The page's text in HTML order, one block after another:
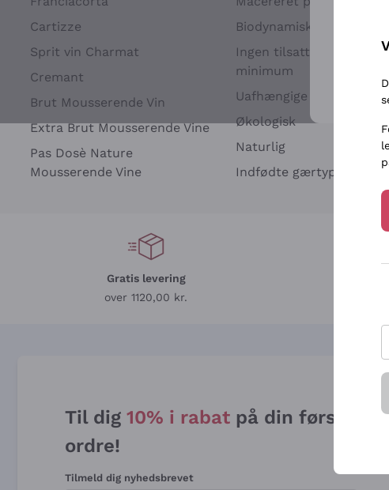
Cartizze
Sprit vin Charmat
Cremant
Brut Mousserende Vin
Extra Brut Mousserende Vine
Pas Dosè Nature
Mousserende Vine
Biodynamisk
Ingen tilsatte sulfitter
minimum
Uafhængige Vinavlere
Økologisk
Naturlig
Indfødte gærtyper
Gratis levering
over 1120,00 kr.
Til dig 10% i rabat på din første
ordre!
Tilmeld dig nyhedsbrevet
For flere